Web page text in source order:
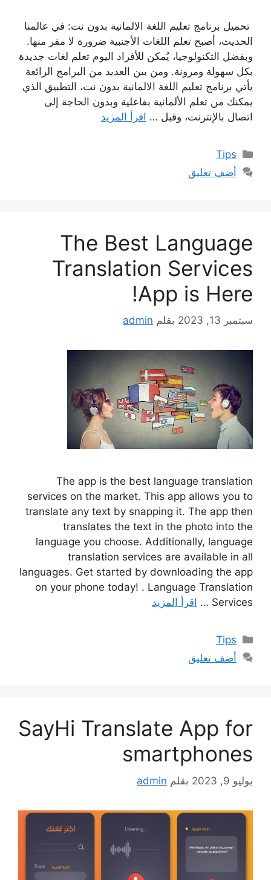
تحميل برنامج تعليم اللغة الالمانية بدون نت: في عالمنا
الحديث، أصبح تعلم اللغات الأجنبية ضرورة لا مفر منها.
وبفضل التكنولوجيا، يُمكن للأفراد اليوم تعلم لغات جديدة
بكل سهولة ومرونة. ومن بين العديد من البرامج الرائعة
يأتي برنامج تعليم اللغة الالمانية بدون نت، التطبيق الذي
يمكنك من تعلم الألمانية بفاعلية وبدون الحاجة إلى
اتصال بالإنترنت، وقبل … اقرأ المزيد
التصنيفات
Tips
أضف تعليق
The Best Language
Translation Services
App is Here!
سبتمبر 13, 2023 بقلم admin
The app is the best language translation
services on the market. This app allows you to
translate any text by snapping it. The app then
translates the text in the photo into the
language you choose. Additionally, language
translation services are available in all
languages. Get started by downloading the app
on your phone today! . Language Translation
Services …
اقرأ المزيد
التصنيفات
Tips
أضف تعليق
SayHi Translate App for
smartphones
يوليو 9, 2023 بقلم admin